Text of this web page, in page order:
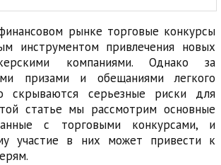
рынке торговые конкурсы
инструментом привлечения новых
компаниями. Однако за
призами и обещаниями легкого
скрываются серьезные риски для
статье мы рассмотрим основные
с торговыми конкурсами, и
участие в них может привести к